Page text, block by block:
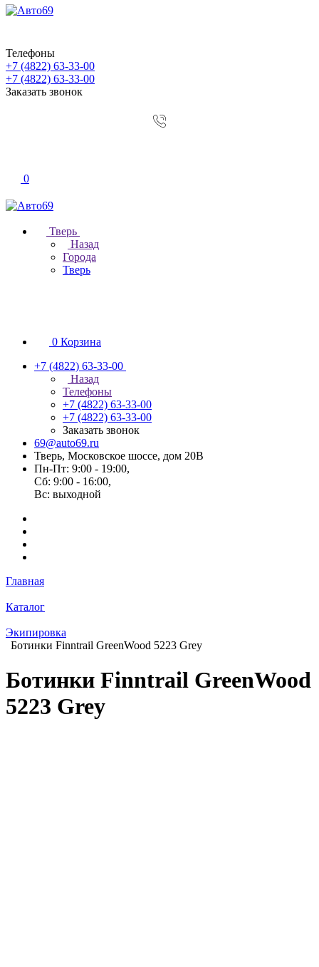
Телефоны
+7 (4822) 63-33-00
+7 (4822) 63-33-00
Заказать звонок
0
Тверь
Назад
Города
Тверь
0 Корзина
+7 (4822) 63-33-00
Назад
Телефоны
+7 (4822) 63-33-00
+7 (4822) 63-33-00
Заказать звонок
69@auto69.ru
Тверь, Московское шоссе, дом 20В
Пн-Пт: 9:00 - 19:00,
Сб: 9:00 - 16:00,
Вс: выходной
Главная
Каталог
Экипировка
Ботинки Finntrail GreenWood 5223 Grey
Ботинки Finntrail GreenWood
5223 Grey